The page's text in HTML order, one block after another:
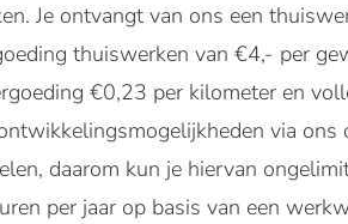
Je ontvangt van ons een
thuiswerken van €4,- per
€0,23 per kilometer en
via
daarom kun je hiervan
per jaar op basis van een